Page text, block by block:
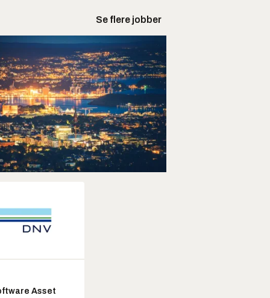
Se flere jobber
Asset